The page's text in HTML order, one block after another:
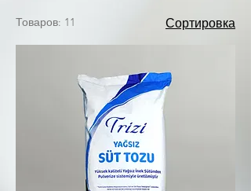
Товаров: 11 Сортировка